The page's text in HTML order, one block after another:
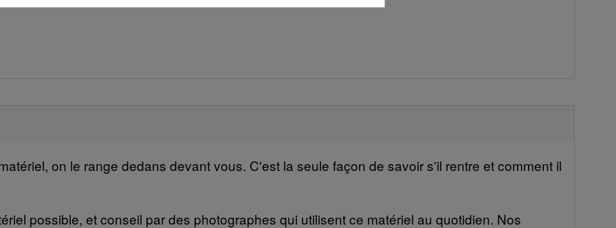
on le range dedans devant vous. C'est la seule façon de savoir s'il rentre et comment il
possible, et conseil par des photographes qui utilisent ce matériel au quotidien. Nos